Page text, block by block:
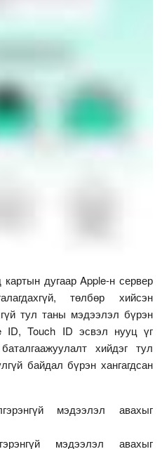
дугаар Apple-н сервер
төлбөр хийсэн
тул таны мэдээлэл бүрэн
ID, Touch ID эсвэл нууц үг
хийдэг тул
байдал бүрэн хангагдсан
мэдээлэл авахыг
мэдээлэл авахыг